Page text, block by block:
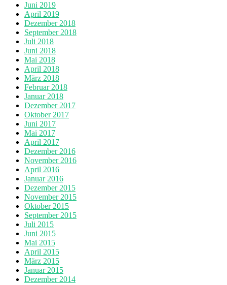
Juni 2019
April 2019
Dezember 2018
September 2018
Juli 2018
Juni 2018
Mai 2018
April 2018
März 2018
Februar 2018
Januar 2018
Dezember 2017
Oktober 2017
Juni 2017
Mai 2017
April 2017
Dezember 2016
November 2016
April 2016
Januar 2016
Dezember 2015
November 2015
Oktober 2015
September 2015
Juli 2015
Juni 2015
Mai 2015
April 2015
März 2015
Januar 2015
Dezember 2014